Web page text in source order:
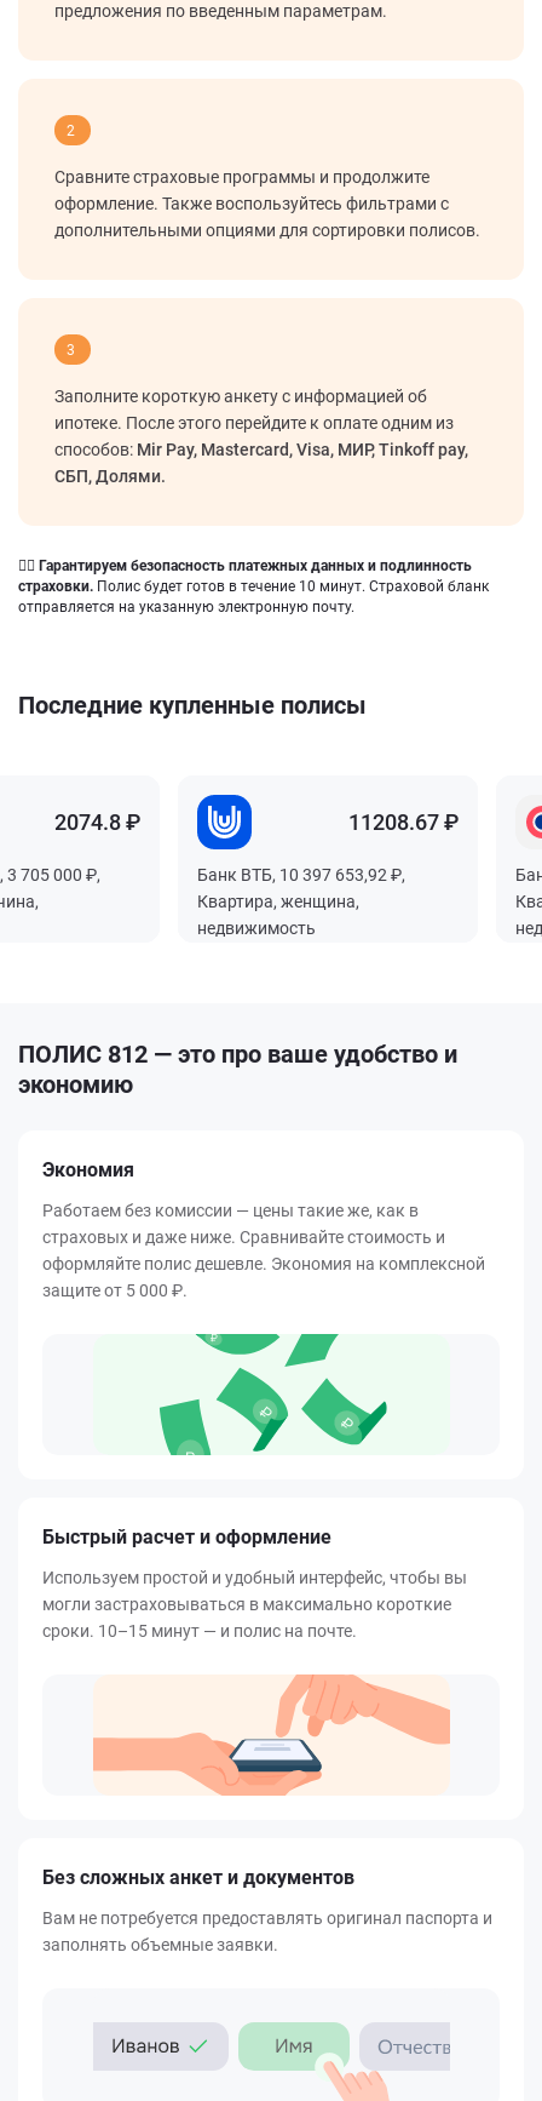
предложения по введенным параметрам.
2
Сравните страховые программы и продолжите
оформление. Также воспользуйтесь фильтрами с
дополнительными опциями для сортировки полисов.
3
Заполните короткую анкету с информацией об
ипотеке. После этого перейдите к оплате одним из
способов: Mir Pay, Mastercard, Visa, МИР, Tinkoff pay,
СБП, Долями.
👍🏻 Гарантируем безопасность платежных данных и подлинность
страховки. Полис будет готов в течение 10 минут. Страховой бланк
отправляется на указанную электронную почту.
Последние купленные полисы
2074.8 ₽
3 705 000 ₽,
11208.67 ₽
Банк ВТБ, 10 397 653,92 ₽,
Квартира, женщина,
недвижимость
2074.8 ₽
3 705 000 ₽,
11208.67 ₽
Банк ВТБ, 10 397 653,92 ₽,
Квартира, женщина,
недвижимость
2074.8 ₽
3 705 000 ₽,
11208.67 ₽
Банк ВТБ, 10 397 653,92 ₽,
Квартира, женщина,
недвижимость
2074.8 ₽
3 705 000 ₽,
11208.67 ₽
Банк ВТБ, 10 397 653,92 ₽,
Квартира, женщина,
недвижимость
ПОЛИС 812 — это про ваше удобство и
экономию
Экономия
Работаем без комиссии — цены такие же, как в
страховых и даже ниже. Сравнивайте стоимость и
оформляйте полис дешевле. Экономия на комплексной
защите от 5 000 ₽.
Быстрый расчет и оформление
Используем простой и удобный интерфейс, чтобы вы
могли застраховываться в максимально короткие
сроки. 10–15 минут — и полис на почте.
Без сложных анкет и документов
Вам не потребуется предоставлять оригинал паспорта и
заполнять объемные заявки.